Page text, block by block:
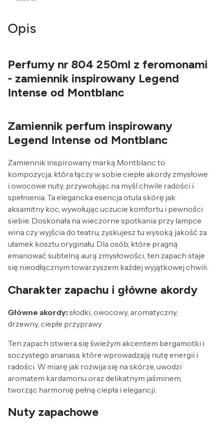
Opis
Perfumy nr 804 250ml z feromonami
- zamiennik inspirowany Legend
Intense od Montblanc
Zamiennik perfum inspirowany
Legend Intense od Montblanc
Zamiennik inspirowany marką Montblanc to
kompozycja, która łączy w sobie ciepłe akordy zmysłowe
i owocowe nuty, przywołując na myśl chwile radości i
spełnienia. Ta elegancka esencja otula skórę jak
aksamitny koc, wywołując uczucie komfortu i pewności
siebie. Doskonała na wieczorne spotkania przy lampce
wina czy wyjścia do teatru, zyskujesz tu wysoką jakość za
ułamek kosztu oryginału. Dla osób, które pragną
emanować subtelną aurą zmysłowości, ten zapach staje
się nieodłącznym towarzyszem każdej wyjątkowej chwili.
Charakter zapachu i główne akordy
Główne akordy:słodki, owocowy, aromatyczny,
drzewny, ciepłe przyprawy
Ten zapach otwiera się świeżym akcentem bergamotki i
soczystego ananasa, które wprowadzają nutę energii i
radości. W miarę jak rozwija się na skórze, uwodzi
aromatem kardamonu oraz delikatnym jaśminem,
tworząc harmonię pełną ciepła i elegancji.
Nuty zapachowe